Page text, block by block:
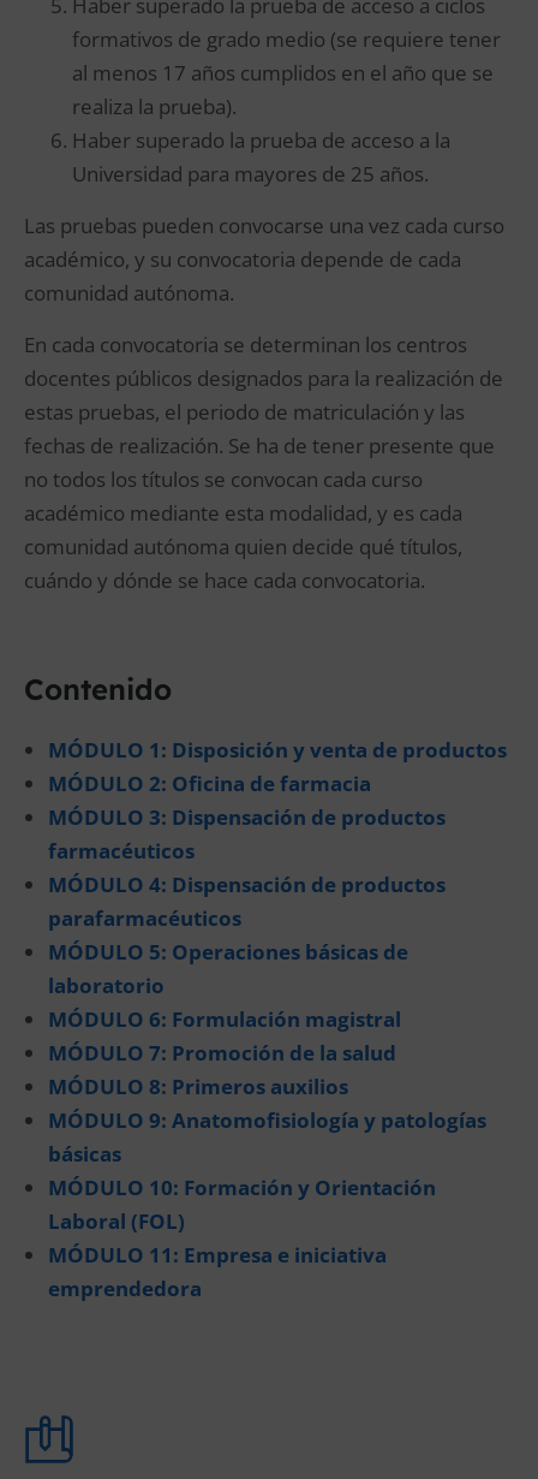
formativos de grado medio (se requiere tener
al menos 17 años cumplidos en el año que se
realiza la prueba).
Haber superado la prueba de acceso a la
Universidad para mayores de 25 años.
Las pruebas pueden convocarse una vez cada curso
académico, y su convocatoria depende de cada
comunidad autónoma.
En cada convocatoria se determinan los centros
docentes públicos designados para la realización de
estas pruebas, el periodo de matriculación y las
fechas de realización. Se ha de tener presente que
no todos los títulos se convocan cada curso
académico mediante esta modalidad, y es cada
comunidad autónoma quien decide qué títulos,
cuándo y dónde se hace cada convocatoria.
Contenido
MÓDULO 1: Disposición y venta de productos
MÓDULO 2: Oficina de farmacia
MÓDULO 3: Dispensación de productos
farmacéuticos
MÓDULO 4: Dispensación de productos
parafarmacéuticos
MÓDULO 5: Operaciones básicas de
laboratorio
MÓDULO 6: Formulación magistral
MÓDULO 7: Promoción de la salud
MÓDULO 8: Primeros auxilios
MÓDULO 9: Anatomofisiología y patologías
básicas
MÓDULO 10: Formación y Orientación
Laboral (FOL)
MÓDULO 11: Empresa e iniciativa
emprendedora